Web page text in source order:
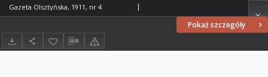
Pokaż szczegóły
Gazeta Olsztyńska, 1911, nr 4